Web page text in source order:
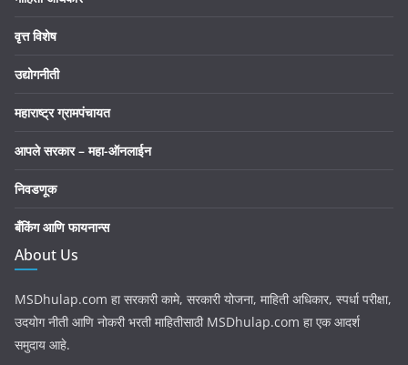
वृत्त विशेष
उद्योगनीती
महाराष्ट्र ग्रामपंचायत
आपले सरकार – महा-ऑनलाईन
निवडणूक
बँकिंग आणि फायनान्स
About Us
MSDhulap.com हा सरकारी कामे, सरकारी योजना, माहिती अधिकार, स्पर्धा परीक्षा,
उदयोग नीती आणि नोकरी भरती माहितीसाठी MSDhulap.com हा एक आदर्श
समुदाय आहे.